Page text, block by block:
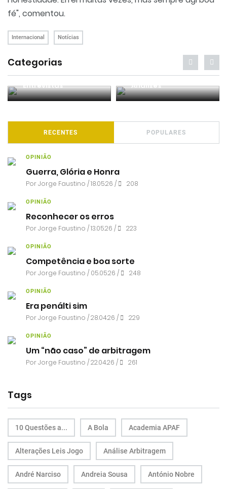
fé", comentou.
Internacional Notícias
Categorias
Entrevistas Análises
RECENTES POPULARES
OPINIÃO
Guerra, Glória e Honra
PorJorge Faustino / 18.05.26 / 208
OPINIÃO
Reconhecer os erros
PorJorge Faustino / 13.05.26 / 223
OPINIÃO
Competência e boa sorte
PorJorge Faustino / 05.05.26 / 248
OPINIÃO
Era penálti sim
PorJorge Faustino / 28.04.26 / 229
OPINIÃO
Um “não caso” de arbitragem
PorJorge Faustino / 22.04.26 / 261
Tags
10 Questões a... A Bola Academia APAF
Alterações Leis Jogo Análise Arbitragem
André Narciso Andreia Sousa António Nobre